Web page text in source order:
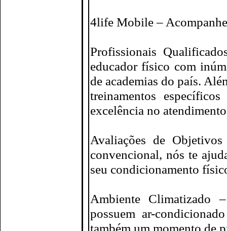
4life Mobile –
Profissionais
educador físico com
de academias do país.
treinamentos
excelência no
Avaliações de
convencional, nós te
seu condicionamento
Ambiente Climatizado
possuem ar-
também um momento de